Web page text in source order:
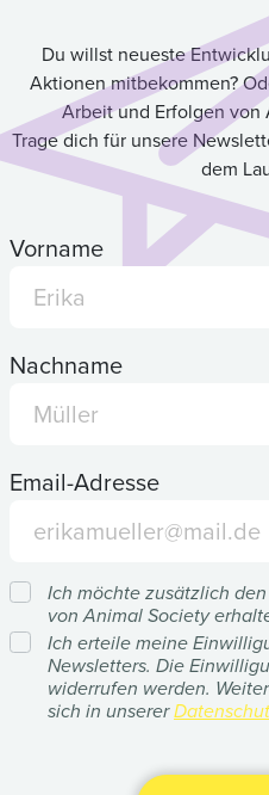
Du willst neueste
Aktionen mitbekommen?
Arbeit und Erfolgen von
Trage dich für unsere
dem
Vorname
Nachname
Email-Adresse
Ich möchte zusätzlich
von Animal Society
Ich erteile meine
Newsletters. Die
widerrufen werden.
sich in unserer